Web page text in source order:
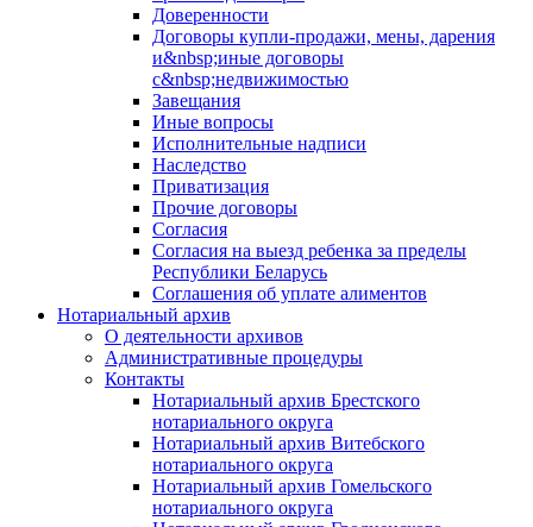
Доверенности
Договоры купли-продажи, мены, дарения
и&nbsp;иные договоры
с&nbsp;недвижимостью
Завещания
Иные вопросы
Исполнительные надписи
Наследство
Приватизация
Прочие договоры
Согласия
Согласия на выезд ребенка за пределы
Республики Беларусь
Соглашения об уплате алиментов
Нотариальный архив
О деятельности архивов
Административные процедуры
Контакты
Нотариальный архив Брестского
нотариального округа
Нотариальный архив Витебского
нотариального округа
Нотариальный архив Гомельского
нотариального округа